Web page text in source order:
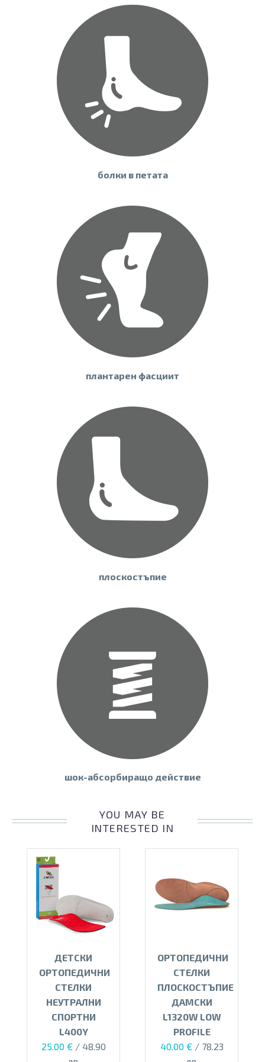
болки в петата
плантарен фасциит
плоскостъпие
шок-абсорбиращо действие
YOU MAY BE
INTERESTED IN
ДЕТСКИ
ОРТОПЕДИЧНИ
СТЕЛКИ
НЕУТРАЛНИ
СПОРТНИ
L400Y
Original
25.00 €Текущата
/ 48.90
ОРТОПЕДИЧНИ
СТЕЛКИ
ПЛОСКОСТЪПИЕ
ДАМСКИ
L1320W LOW
PROFILE
40.00 € / 78.23